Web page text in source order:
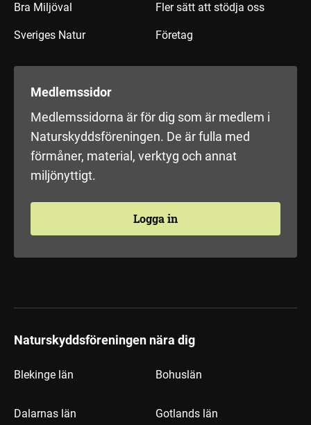
Bra Miljöval
Sveriges Natur
Fler sätt att stödja oss
Företag
Medlemssidor
Medlemssidorna är för dig som är medlem i
Naturskyddsföreningen. De är fulla med
förmåner, material, verktyg och annat
miljönyttigt.
Logga in
Naturskyddsföreningen nära dig
Blekinge län Bohuslän
Dalarnas län Gotlands län